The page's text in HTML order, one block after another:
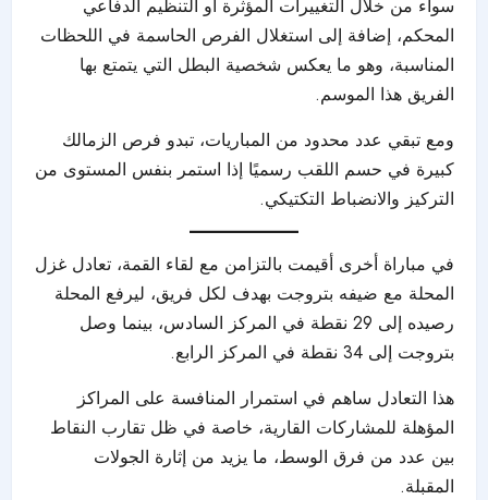
سواء من خلال التغييرات المؤثرة أو التنظيم الدفاعي
المحكم، إضافة إلى استغلال الفرص الحاسمة في اللحظات
المناسبة، وهو ما يعكس شخصية البطل التي يتمتع بها
الفريق هذا الموسم.
ومع تبقي عدد محدود من المباريات، تبدو فرص الزمالك
كبيرة في حسم اللقب رسميًا إذا استمر بنفس المستوى من
التركيز والانضباط التكتيكي.
في مباراة أخرى أقيمت بالتزامن مع لقاء القمة، تعادل غزل
المحلة مع ضيفه بتروجت بهدف لكل فريق، ليرفع المحلة
رصيده إلى 29 نقطة في المركز السادس، بينما وصل
بتروجت إلى 34 نقطة في المركز الرابع.
هذا التعادل ساهم في استمرار المنافسة على المراكز
المؤهلة للمشاركات القارية، خاصة في ظل تقارب النقاط
بين عدد من فرق الوسط، ما يزيد من إثارة الجولات
المقبلة.